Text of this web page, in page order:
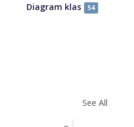
Diagram klas 54
See All